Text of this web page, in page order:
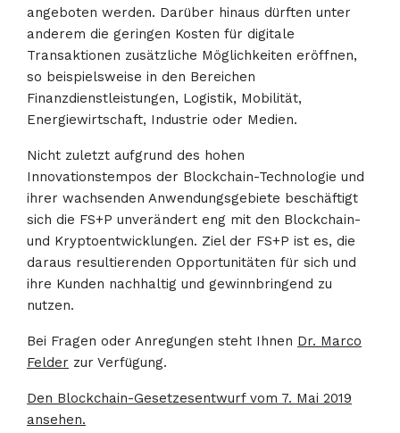
angeboten werden. Darüber hinaus dürften unter
anderem die geringen Kosten für digitale
Transaktionen zusätzliche Möglichkeiten eröffnen,
so beispielsweise in den Bereichen
Finanzdienstleistungen, Logistik, Mobilität,
Energiewirtschaft, Industrie oder Medien.
Nicht zuletzt aufgrund des hohen
Innovationstempos der Blockchain-Technologie und
ihrer wachsenden Anwendungsgebiete beschäftigt
sich die FS+P unverändert eng mit den Blockchain-
und Kryptoentwicklungen. Ziel der FS+P ist es, die
daraus resultierenden Opportunitäten für sich und
ihre Kunden nachhaltig und gewinnbringend zu
nutzen.
Bei Fragen oder Anregungen steht Ihnen Dr. Marco
Felder zur Verfügung.
Den Blockchain-Gesetzesentwurf vom 7. Mai 2019
ansehen.